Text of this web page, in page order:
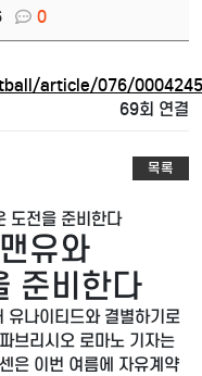
0
article/076/
69회 연결
목록
도전을 준비한다
유와
준비한다
유나이티드와 결별하기로
브리시오 로마노 기자는
은 이번 여름에 자유계약